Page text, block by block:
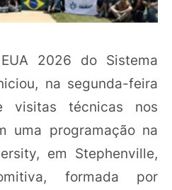
2026 do Sistema
na segunda-feira
visitas técnicas nos
uma programação na
em Stephenville,
formada por